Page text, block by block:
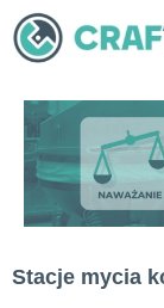
Skip
to
content
Stacje mycia